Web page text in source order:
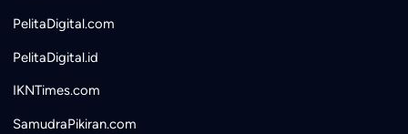
PelitaDigital.com
PelitaDigital.id
IKNTimes.com
SamudraPikiran.com